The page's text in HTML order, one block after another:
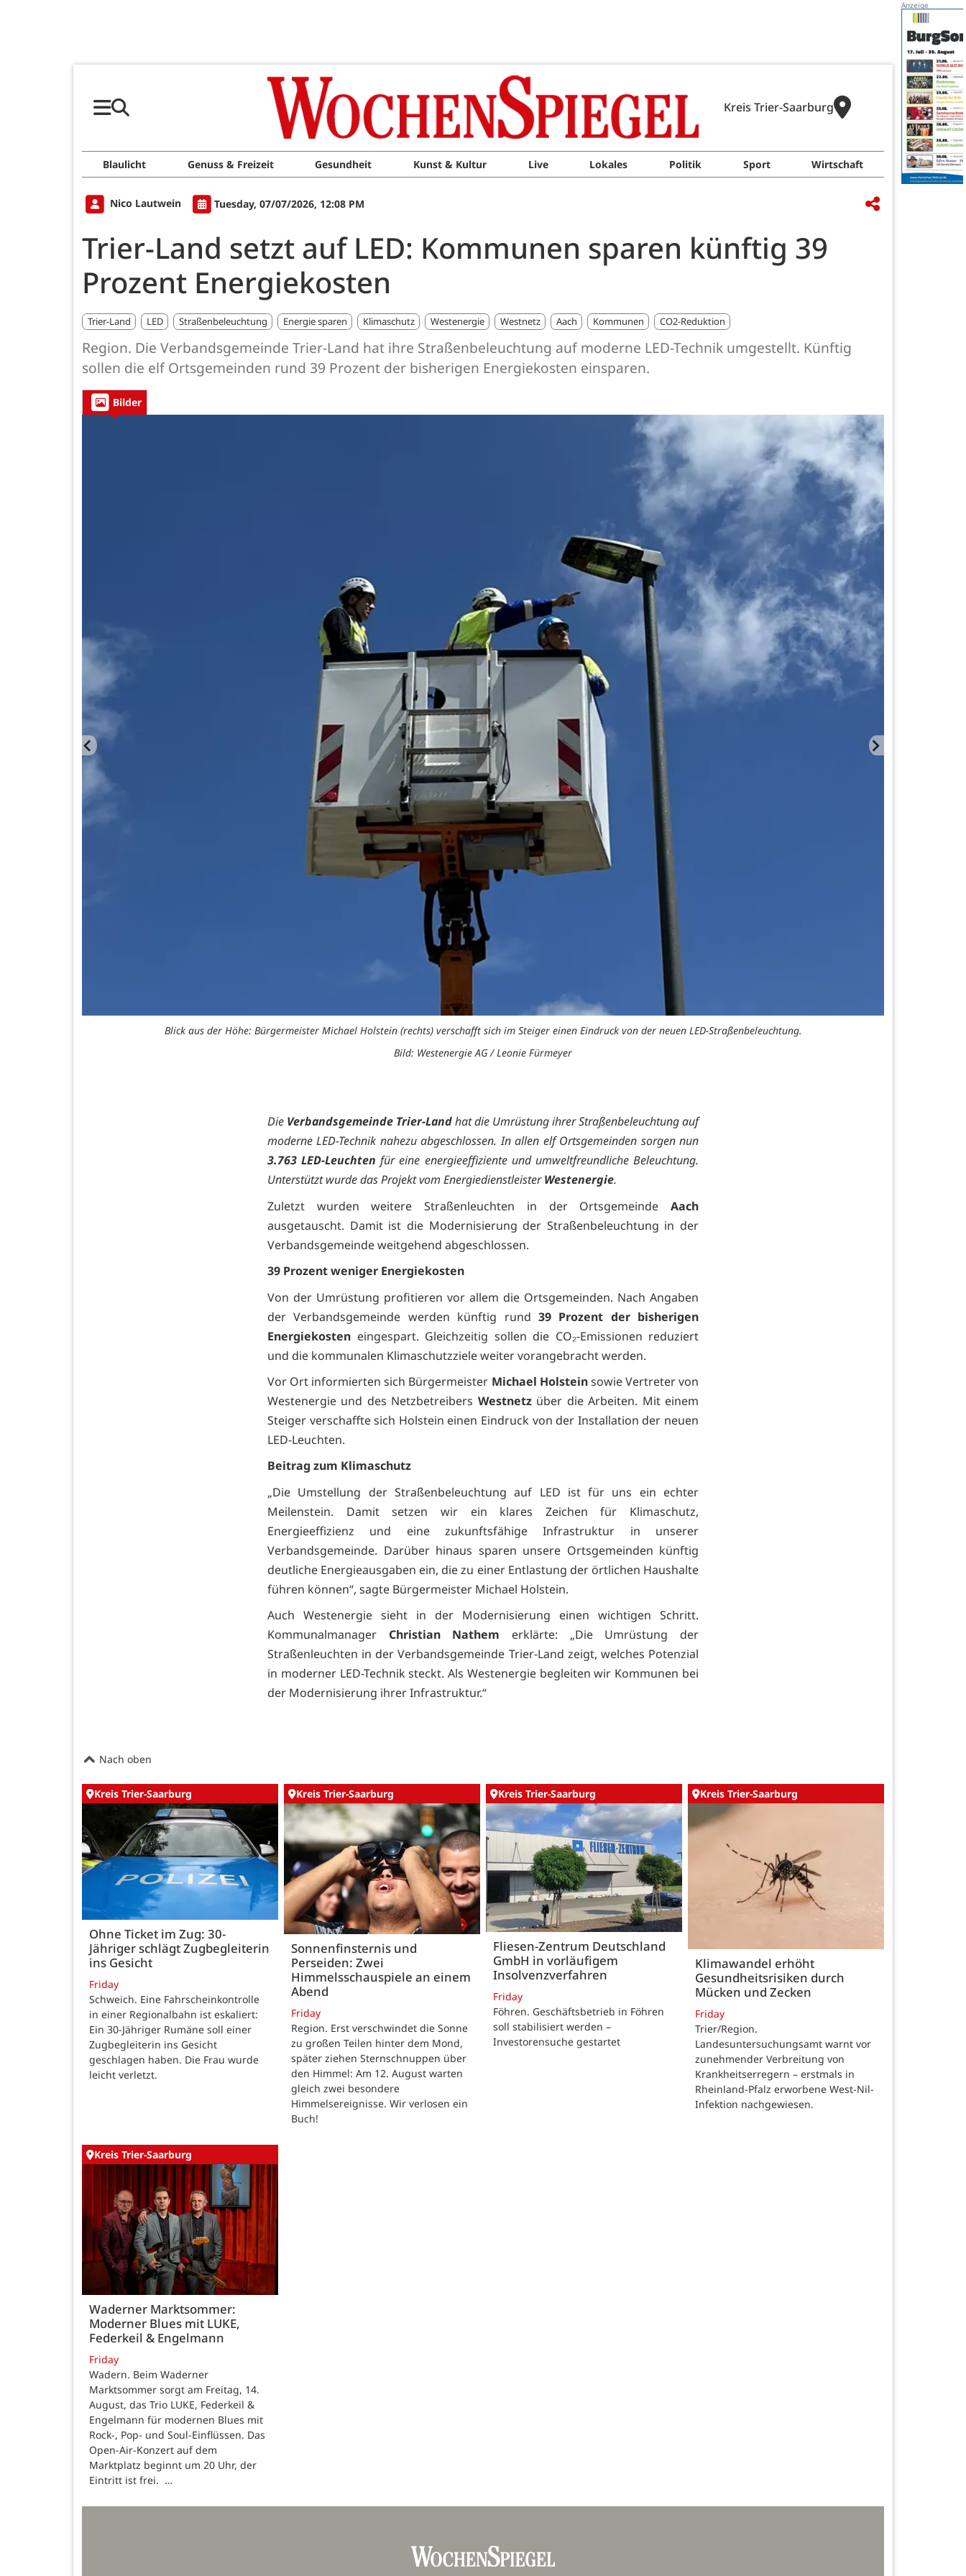
Kreis Trier-Saarburg
Blaulicht Genuss & Freizeit Gesundheit Kunst & Kultur Live Lokales Politik Sport Wirtschaft
Nico Lautwein Tuesday, 07/07/2026, 12:08 PM
Trier-Land setzt auf LED: Kommunen sparen künftig 39
Prozent Energiekosten
Trier-Land LED Straßenbeleuchtung Energie sparen Klimaschutz Westenergie Westnetz Aach Kommunen CO2-Reduktion
Region. Die Verbandsgemeinde Trier-Land hat ihre Straßenbeleuchtung auf moderne LED-Technik umgestellt. Künftig
sollen die elf Ortsgemeinden rund 39 Prozent der bisherigen Energiekosten einsparen.
Bilder
Blick aus der Höhe: Bürgermeister Michael Holstein (rechts) verschafft sich im Steiger einen Eindruck von der neuen LED-Straßenbeleuchtung.
Bild: Westenergie AG / Leonie Fürmeyer
Die Verbandsgemeinde Trier-Landhat die Umrüstung ihrer Straßenbeleuchtung auf
moderne LED-Technik nahezu abgeschlossen. In allen elf Ortsgemeinden sorgen nun
3.763 LED-Leuchten für eine energieeffiziente und umweltfreundliche Beleuchtung.
Unterstützt wurde das Projekt vom EnergiedienstleisterWestenergie.
Zuletzt wurden weitere Straßenleuchten in der Ortsgemeinde Aach
ausgetauscht. Damit ist die Modernisierung der Straßenbeleuchtung in der
Verbandsgemeinde weitgehend abgeschlossen.
39 Prozent weniger Energiekosten
Von der Umrüstung profitieren vor allem die Ortsgemeinden. Nach Angaben
der Verbandsgemeinde werden künftig rund 39 Prozent der bisherigen
Energiekosten eingespart. Gleichzeitig sollen die CO₂-Emissionen reduziert
und die kommunalen Klimaschutzziele weiter vorangebracht werden.
Vor Ort informierten sich Bürgermeister Michael Holsteinsowie Vertreter von
Westenergie und des Netzbetreibers Westnetzüber die Arbeiten. Mit einem
Steiger verschaffte sich Holstein einen Eindruck von der Installation der neuen
LED-Leuchten.
Beitrag zum Klimaschutz
„Die Umstellung der Straßenbeleuchtung auf LED ist für uns ein echter
Meilenstein. Damit setzen wir ein klares Zeichen für Klimaschutz,
Energieeffizienz und eine zukunftsfähige Infrastruktur in unserer
Verbandsgemeinde. Darüber hinaus sparen unsere Ortsgemeinden künftig
deutliche Energieausgaben ein, die zu einer Entlastung der örtlichen Haushalte
führen können“, sagte Bürgermeister Michael Holstein.
Auch Westenergie sieht in der Modernisierung einen wichtigen Schritt.
Kommunalmanager Christian Nathem erklärte: „Die Umrüstung der
Straßenleuchten in der Verbandsgemeinde Trier-Land zeigt, welches Potenzial
in moderner LED-Technik steckt. Als Westenergie begleiten wir Kommunen bei
der Modernisierung ihrer Infrastruktur.“
Nach oben
Kreis Trier-Saarburg
Ohne Ticket im Zug: 30-
Jähriger schlägt Zugbegleiterin
ins Gesicht
Friday
Schweich. Eine Fahrscheinkontrolle
in einer Regionalbahn ist eskaliert:
Ein 30-Jähriger Rumäne soll einer
Zugbegleiterin ins Gesicht
geschlagen haben. Die Frau wurde
leicht verletzt.
Kreis Trier-Saarburg
Sonnenfinsternis und
Perseiden: Zwei
Himmelsschauspiele an einem
Abend
Friday
Region. Erst verschwindet die Sonne
zu großen Teilen hinter dem Mond,
später ziehen Sternschnuppen über
den Himmel: Am 12. August warten
gleich zwei besondere
Himmelsereignisse. Wir verlosen ein
Buch!
Kreis Trier-Saarburg
Fliesen-Zentrum Deutschland
GmbH in vorläufigem
Insolvenzverfahren
Friday
Föhren. Geschäftsbetrieb in Föhren
soll stabilisiert werden –
Investorensuche gestartet
Kreis Trier-Saarburg
Klimawandel erhöht
Gesundheitsrisiken durch
Mücken und Zecken
Friday
Trier/Region.
Landesuntersuchungsamt warnt vor
zunehmender Verbreitung von
Krankheitserregern – erstmals in
Rheinland-Pfalz erworbene West-Nil-
Infektion nachgewiesen.
Kreis Trier-Saarburg
Waderner Marktsommer:
Moderner Blues mit LUKE,
Federkeil & Engelmann
Friday
Wadern. Beim Waderner
Marktsommer sorgt am Freitag, 14.
August, das Trio LUKE, Federkeil &
Engelmann für modernen Blues mit
Rock-, Pop- und Soul-Einflüssen. Das
Open-Air-Konzert auf dem
Marktplatz beginnt um 20 Uhr, der
Eintritt ist frei. …